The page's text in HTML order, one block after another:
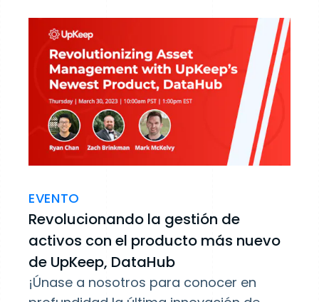
EVENTO
Revolucionando la gestión de
activos con el producto más nuevo
de UpKeep, DataHub
¡Únase a nosotros para conocer en